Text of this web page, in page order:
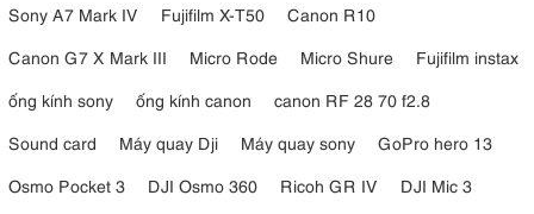
Sony A7 Mark IV
Fujifilm X-T50
Canon R10
Canon G7 X Mark III
Micro Rode Micro Shure
Fujifilm instax
ống kính sony
ống kính canon
canon RF 28 70 f2.8
Sound card
Máy quay Dji Máy quay sony
GoPro hero 13
Osmo Pocket 3
DJI Osmo 360 Ricoh GR IV
DJI Mic 3